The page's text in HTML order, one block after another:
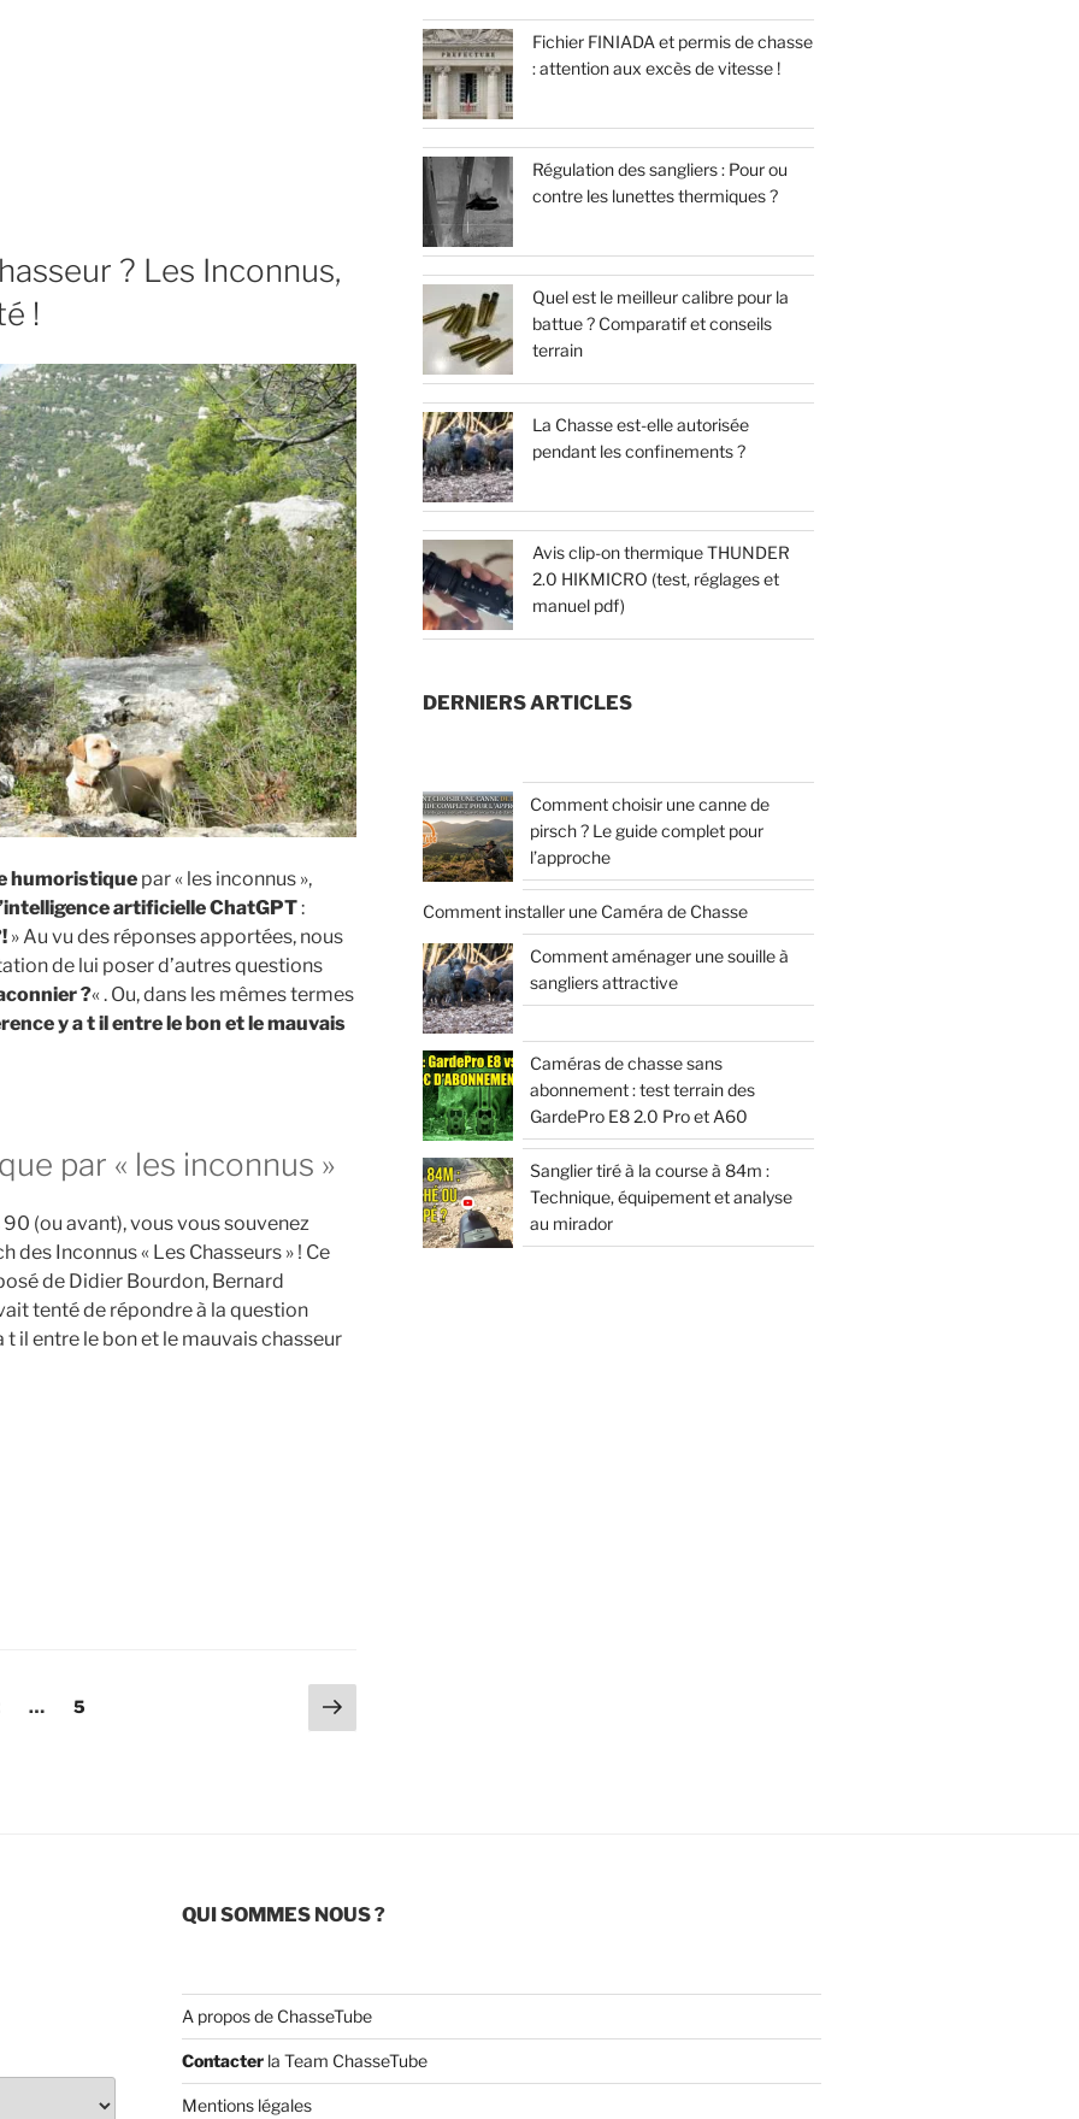
? Les Inconnus,
!
humoristique par « les inconnus »,
artificielle ChatGPT:
» Au vu des réponses apportées, nous
de lui poser d’autres questions
?« . Ou, dans les mêmes termes
y a t il entre le bon et le mauvais
par « les inconnus »
(ou avant), vous vous souvenez
Inconnus « Les Chasseurs » ! Ce
de Didier Bourdon, Bernard
tenté de répondre à la question
t il entre le bon et le mauvais chasseur
… Page
5
Page
suivante
Fichier FINIADA et permis de chasse
: attention aux excès de vitesse !
Régulation des sangliers : Pour ou
contre les lunettes thermiques ?
Quel est le meilleur calibre pour la
battue ? Comparatif et conseils
terrain
La Chasse est-elle autorisée
pendant les confinements ?
Avis clip-on thermique THUNDER
2.0 HIKMICRO (test, réglages et
manuel pdf)
DERNIERS ARTICLES
Comment choisir une canne de
pirsch ? Le guide complet pour
l’approche
Comment installer une Caméra de Chasse
Comment aménager une souille à
sangliers attractive
Caméras de chasse sans
abonnement : test terrain des
GardePro E8 2.0 Pro et A60
Sanglier tiré à la course à 84m :
Technique, équipement et analyse
au mirador
QUI SOMMES NOUS ?
A propos de ChasseTube
Contacterla Team ChasseTube
Mentions légales